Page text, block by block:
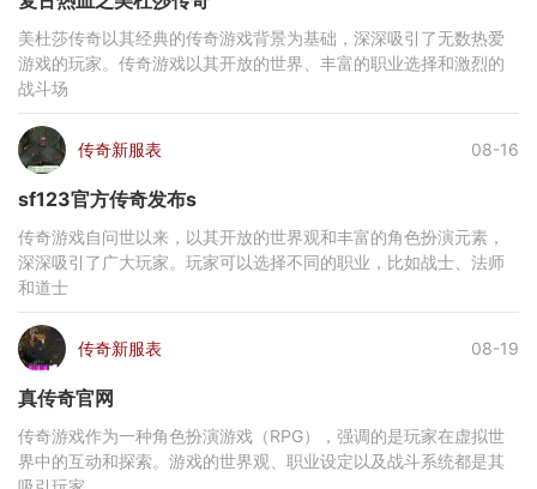
美杜莎传奇以其经典的传奇游戏背景为基础，深深吸引了无数热爱
游戏的玩家。传奇游戏以其开放的世界、丰富的职业选择和激烈的
战斗场
传奇新服表 08-16
sf123官方传奇发布s
传奇游戏自问世以来，以其开放的世界观和丰富的角色扮演元素，
深深吸引了广大玩家。玩家可以选择不同的职业，比如战士、法师
和道士
传奇新服表 08-19
真传奇官网
传奇游戏作为一种角色扮演游戏（RPG），强调的是玩家在虚拟世
界中的互动和探索。游戏的世界观、职业设定以及战斗系统都是其